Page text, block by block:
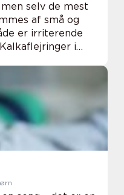
selv de mest
af små og
er irriterende
i